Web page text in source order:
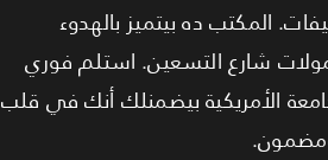
بالتكييفات. المكتب ده بيتميز بالهدوء
مع فيو مفتوح. المشروع هو "بوينت 90" أشهر مولات شارع التسعين. استلم فوري
الأمريكية بيضمنلك أنك في قلب